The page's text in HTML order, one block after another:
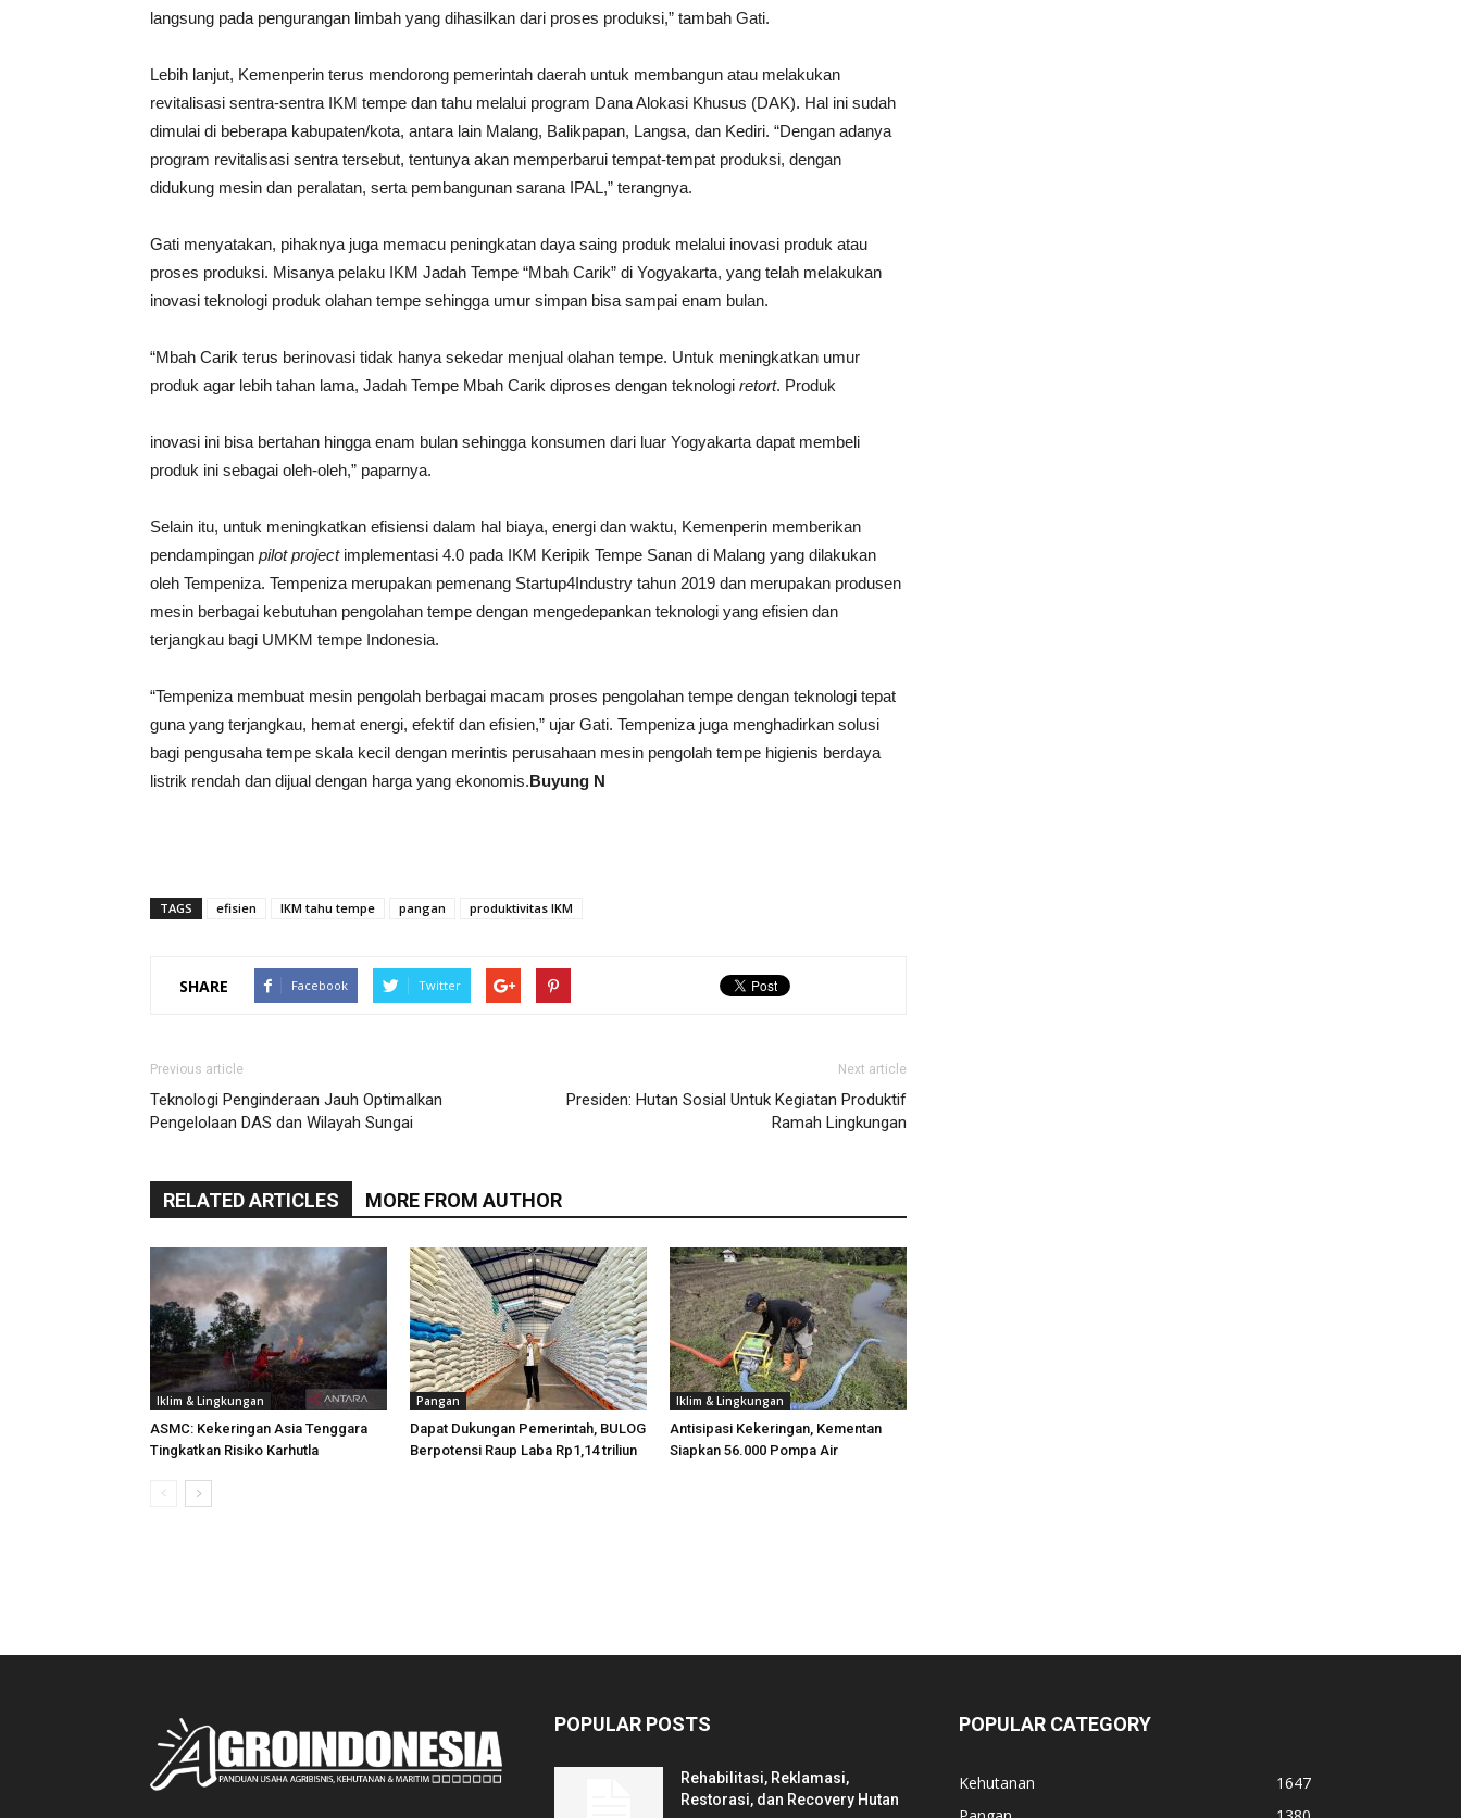
langsung pada pengurangan limbah yang dihasilkan dari proses produksi,” tambah Gati.
Lebih lanjut, Kemenperin terus mendorong pemerintah daerah untuk membangun atau melakukan
revitalisasi sentra-sentra IKM tempe dan tahu melalui program Dana Alokasi Khusus (DAK). Hal ini sudah
dimulai di beberapa kabupaten/kota, antara lain Malang, Balikpapan, Langsa, dan Kediri. “Dengan adanya
program revitalisasi sentra tersebut, tentunya akan memperbarui tempat-tempat produksi, dengan
didukung mesin dan peralatan, serta pembangunan sarana IPAL,” terangnya.
Gati menyatakan, pihaknya juga memacu peningkatan daya saing produk melalui inovasi produk atau
proses produksi. Misanya pelaku IKM Jadah Tempe “Mbah Carik” di Yogyakarta, yang telah melakukan
inovasi teknologi produk olahan tempe sehingga umur simpan bisa sampai enam bulan.
“Mbah Carik terus berinovasi tidak hanya sekedar menjual olahan tempe. Untuk meningkatkan umur
produk agar lebih tahan lama, Jadah Tempe Mbah Carik diproses dengan teknologi retort. Produk
inovasi ini bisa bertahan hingga enam bulan sehingga konsumen dari luar Yogyakarta dapat membeli
produk ini sebagai oleh-oleh,” paparnya.
Selain itu, untuk meningkatkan efisiensi dalam hal biaya, energi dan waktu, Kemenperin memberikan
pendampingan pilot projectimplementasi 4.0 pada IKM Keripik Tempe Sanan di Malang yang dilakukan
oleh Tempeniza. Tempeniza merupakan pemenang Startup4Industry tahun 2019 dan merupakan produsen
mesin berbagai kebutuhan pengolahan tempe dengan mengedepankan teknologi yang efisien dan
terjangkau bagi UMKM tempe Indonesia.
“Tempeniza membuat mesin pengolah berbagai macam proses pengolahan tempe dengan teknologi tepat
guna yang terjangkau, hemat energi, efektif dan efisien,” ujar Gati. Tempeniza juga menghadirkan solusi
bagi pengusaha tempe skala kecil dengan merintis perusahaan mesin pengolah tempe higienis berdaya
listrik rendah dan dijual dengan harga yang ekonomis.Buyung N
TAGS efisien IKM tahu tempe pangan produktivitas IKM
SHARE Facebook Twitter
Previous article
Teknologi Penginderaan Jauh Optimalkan
Pengelolaan DAS dan Wilayah Sungai
Next article
Presiden: Hutan Sosial Untuk Kegiatan Produktif
Ramah Lingkungan
RELATED ARTICLES MORE FROM AUTHOR
Iklim & Lingkungan
ASMC: Kekeringan Asia Tenggara
Tingkatkan Risiko Karhutla
Pangan
Dapat Dukungan Pemerintah, BULOG
Berpotensi Raup Laba Rp1,14 triliun
Iklim & Lingkungan
Antisipasi Kekeringan, Kementan
Siapkan 56.000 Pompa Air
POPULAR POSTS
Rehabilitasi, Reklamasi,
Restorasi, dan Recovery Hutan
POPULAR CATEGORY
Kehutanan
1647